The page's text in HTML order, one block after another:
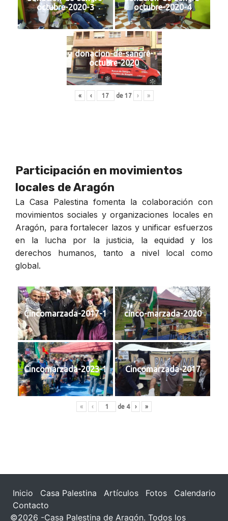
octubre-2020-3
octubre-2020-4
donacion-de-sangre-
octubre-2020
« ‹ de 17 › »
Participación en movimientos
locales de Aragón
La Casa Palestina fomenta la colaboración con
movimientos sociales y organizaciones locales en
Aragón, para fortalecer lazos y unificar esfuerzos
en la lucha por la justicia, la equidad y los
derechos humanos, tanto a nivel local como
global.
Cincomarzada-2017-1 cinco-marzada-2020
Cincomarzada-2023-1 Cincomarzada-2017
« ‹ de 4 › »
Inicio Casa Palestina Artículos Fotos
Calendario
Contacto
©2026 -Casa Palestina de Aragón. Todos los